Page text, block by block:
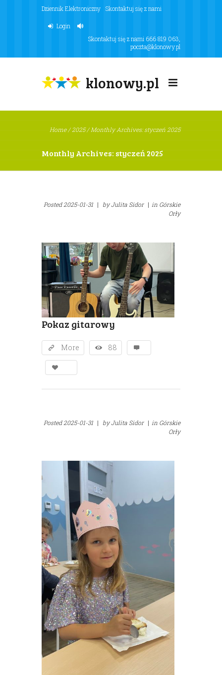
Dziennik Elektroniczny Skontaktuj się z nami
Login
Skontaktuj się z nami 666 819 063
poczta@klonowy.pl
klonowy.pl
Home/2025/Monthly Archives: styczeń 2025
Monthly Archives: styczeń 2025
Posted2025-01-31 | byJulita Sidor | in Górskie
Orły
Pokaz gitarowy
More 88
Posted2025-01-31 | byJulita Sidor | in Górskie
Orły